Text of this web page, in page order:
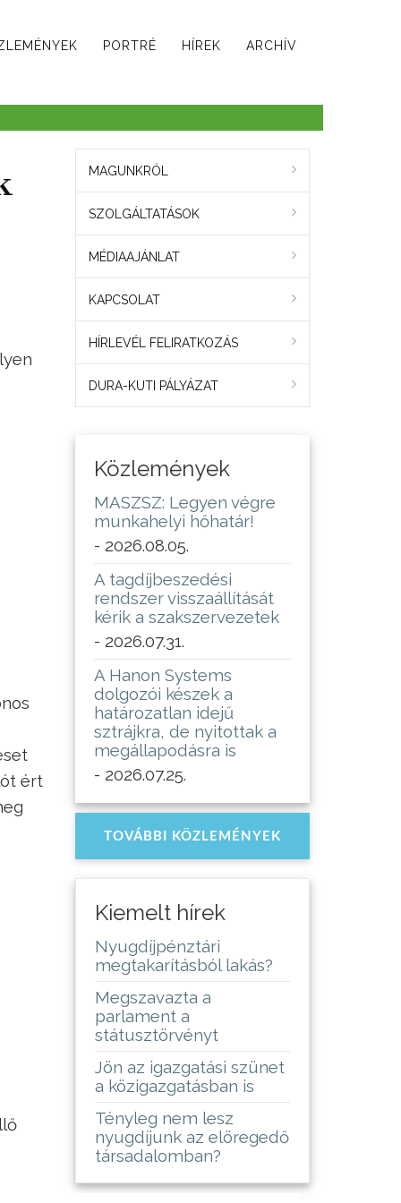
PORTRÉ HÍREK ARCHÍV
ért
MAGUNKRÓL
SZOLGÁLTATÁSOK
MÉDIAAJÁNLAT
KAPCSOLAT
HÍRLEVÉL FELIRATKOZÁS
DURA-KUTI PÁLYÁZAT
Közlemények
MASZSZ: Legyen végre
munkahelyi hőhatár!
- 2026.08.05.
A tagdíjbeszedési
rendszer visszaállítását
kérik a szakszervezetek
- 2026.07.31.
A Hanon Systems
dolgozói készek a
határozatlan idejű
sztrájkra, de nyitottak a
megállapodásra is
- 2026.07.25.
TOVÁBBI KÖZLEMÉNYEK
Kiemelt hírek
Nyugdíjpénztári
megtakarításból lakás?
Megszavazta a
parlament a
státusztörvényt
Jön az igazgatási szünet
a közigazgatásban is
Tényleg nem lesz
nyugdíjunk az elöregedő
társadalomban?